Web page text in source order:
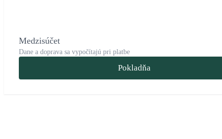
Medzisúčet
Dane a doprava sa vypočítajú pri platbe
Pokladňa